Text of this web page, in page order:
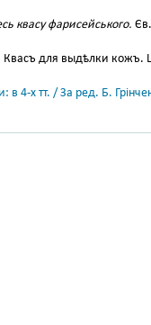
квасу фарисейського.
Квасъ для выдѣлки кожъ.
в 4-х тт. / За ред. Б.